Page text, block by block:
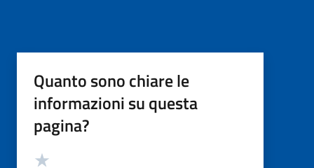
Quanto sono chiare le
informazioni su questa
pagina?
Valutazione